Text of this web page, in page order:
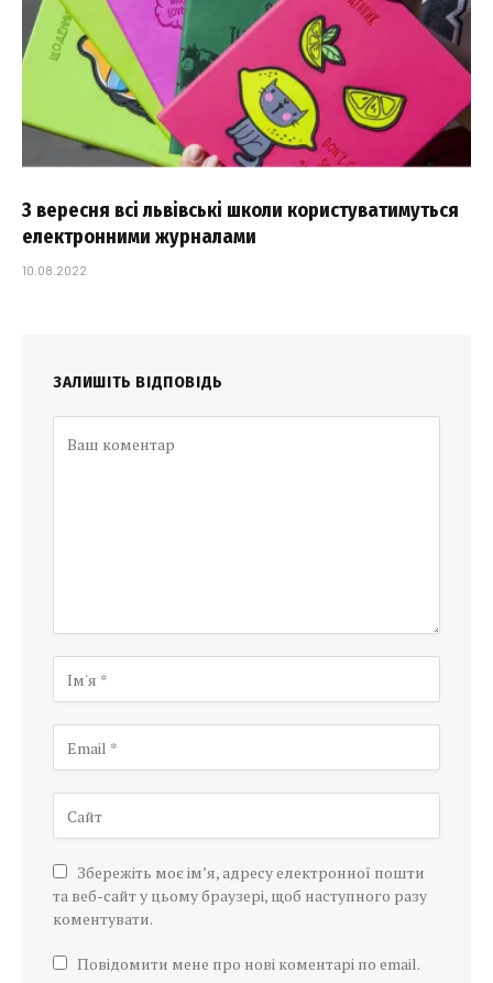
З вересня всі львівські школи користуватимуться
електронними журналами
10.08.2022
ЗАЛИШІТЬ ВІДПОВІДЬ
Збережіть моє ім’я, адресу електронної пошти
та веб-сайт у цьому браузері, щоб наступного разу
коментувати.
Повідомити мене про нові коментарі по email.